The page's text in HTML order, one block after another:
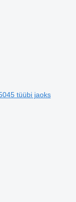
tüübi jaoks